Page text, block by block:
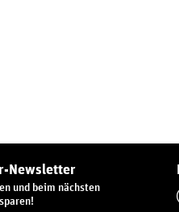
Newsletter
und beim nächsten